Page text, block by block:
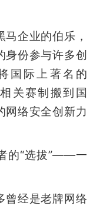
企业的伯乐，
身份参与许多创
国际上著名的
关赛制搬到国
网络安全创新力
的“选拔”——一
曾经是老牌网络